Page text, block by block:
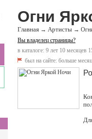
Огни
Главная → Артисты →
Вы владелец страницы?
в каталоге: 9 лет 10 месяцев
был на сайте: больше